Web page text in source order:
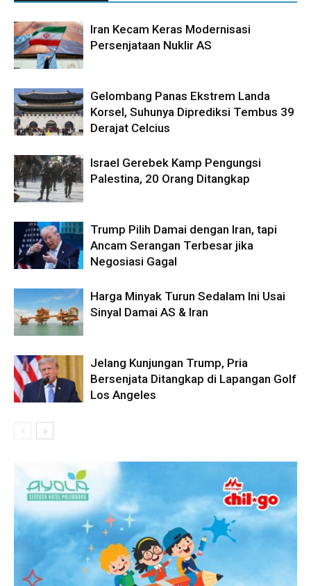
Iran Kecam Keras Modernisasi
Persenjataan Nuklir AS
Gelombang Panas Ekstrem Landa
Korsel, Suhunya Diprediksi Tembus 39
Derajat Celcius
Israel Gerebek Kamp Pengungsi
Palestina, 20 Orang Ditangkap
Trump Pilih Damai dengan Iran, tapi
Ancam Serangan Terbesar jika
Negosiasi Gagal
Harga Minyak Turun Sedalam Ini Usai
Sinyal Damai AS & Iran
Jelang Kunjungan Trump, Pria
Bersenjata Ditangkap di Lapangan Golf
Los Angeles